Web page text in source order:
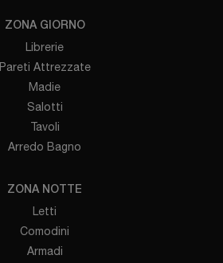
ZONA GIORNO
Librerie
Pareti Attrezzate
Madie
Salotti
Tavoli
Arredo Bagno
ZONA NOTTE
Letti
Comodini
Armadi